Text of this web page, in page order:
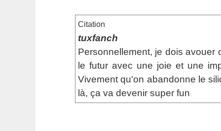
Citation
tuxfanch
Personnellement, je dois avouer
le futur avec une joie et une
Vivement qu'on abandonne le
là, ça va devenir super fun